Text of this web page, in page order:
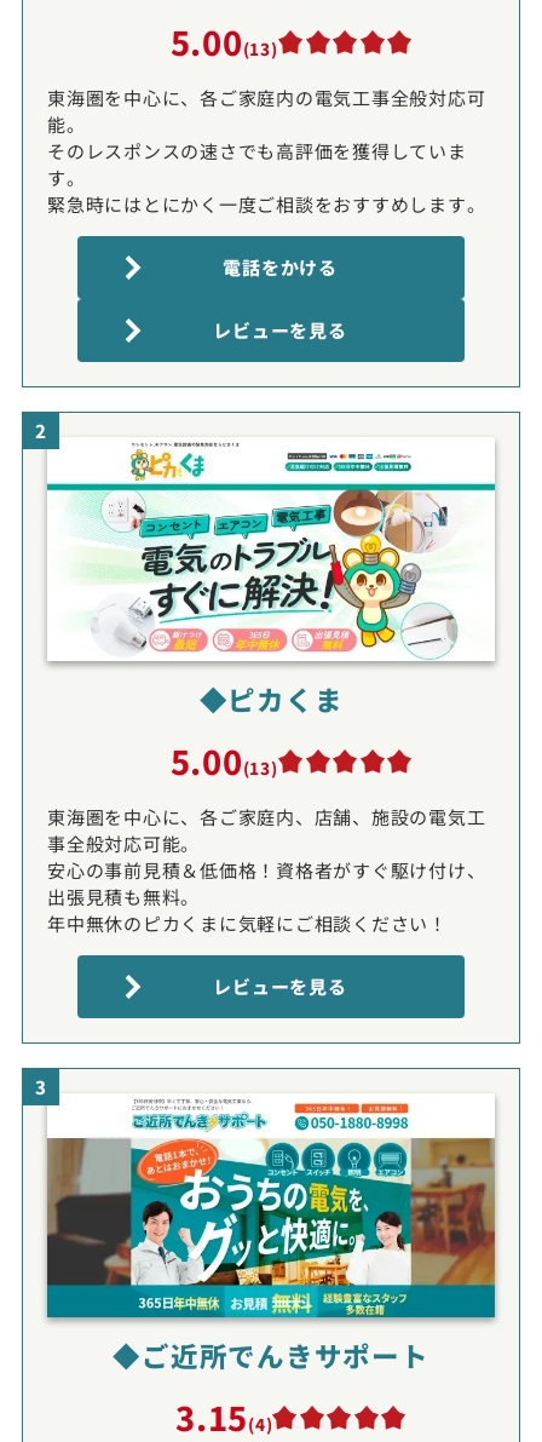
5.00(13)
東海圏を中心に、各ご家庭内の電気工事全般対応可
能。
そのレスポンスの速さでも高評価を獲得していま
す。
緊急時にはとにかく一度ご相談をおすすめします。
電話をかける
レビューを見る
2
◆ピカくま
5.00(13)
東海圏を中心に、各ご家庭内、店舗、施設の電気工
事全般対応可能。
安心の事前見積＆低価格！資格者がすぐ駆け付け、
出張見積も無料。
年中無休のピカくまに気軽にご相談ください！
レビューを見る
3
◆ご近所でんきサポート
3.15(4)